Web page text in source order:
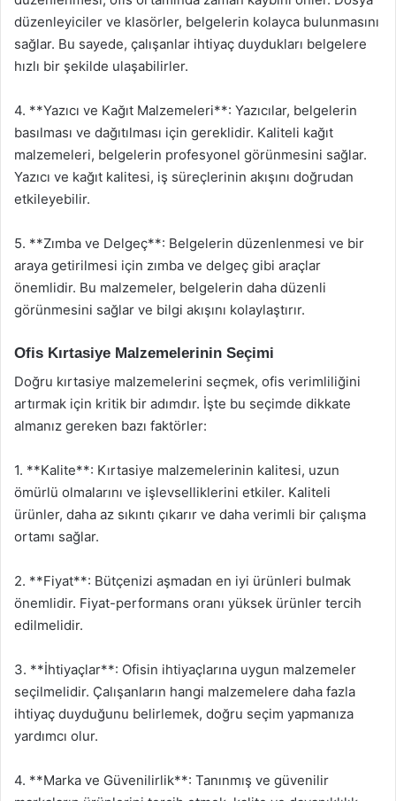
düzenleyiciler ve klasörler, belgelerin kolayca bulunmasını
sağlar. Bu sayede, çalışanlar ihtiyaç duydukları belgelere
hızlı bir şekilde ulaşabilirler.
4. **Yazıcı ve Kağıt Malzemeleri**: Yazıcılar, belgelerin
basılması ve dağıtılması için gereklidir. Kaliteli kağıt
malzemeleri, belgelerin profesyonel görünmesini sağlar.
Yazıcı ve kağıt kalitesi, iş süreçlerinin akışını doğrudan
etkileyebilir.
5. **Zımba ve Delgeç**: Belgelerin düzenlenmesi ve bir
araya getirilmesi için zımba ve delgeç gibi araçlar
önemlidir. Bu malzemeler, belgelerin daha düzenli
görünmesini sağlar ve bilgi akışını kolaylaştırır.
Ofis Kırtasiye Malzemelerinin Seçimi
Doğru kırtasiye malzemelerini seçmek, ofis verimliliğini
artırmak için kritik bir adımdır. İşte bu seçimde dikkate
almanız gereken bazı faktörler:
1. **Kalite**: Kırtasiye malzemelerinin kalitesi, uzun
ömürlü olmalarını ve işlevselliklerini etkiler. Kaliteli
ürünler, daha az sıkıntı çıkarır ve daha verimli bir çalışma
ortamı sağlar.
2. **Fiyat**: Bütçenizi aşmadan en iyi ürünleri bulmak
önemlidir. Fiyat-performans oranı yüksek ürünler tercih
edilmelidir.
3. **İhtiyaçlar**: Ofisin ihtiyaçlarına uygun malzemeler
seçilmelidir. Çalışanların hangi malzemelere daha fazla
ihtiyaç duyduğunu belirlemek, doğru seçim yapmanıza
yardımcı olur.
4. **Marka ve Güvenilirlik**: Tanınmış ve güvenilir